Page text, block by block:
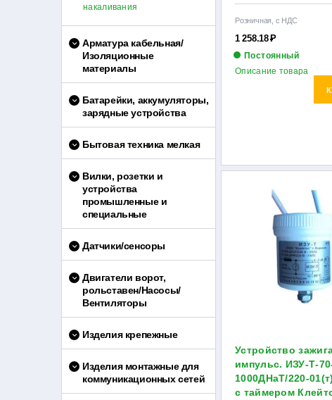
накаливания
Арматура кабельная/
Изоляционные
материалы
Батарейки, аккумуляторы,
зарядные устройства
Бытовая техника мелкая
Вилки, розетки и
устройства
промышленные и
специальные
Датчики/сенсоры
Двигатели ворот,
рольставен/Насосы/
Вентиляторы
Изделия крепежные
Изделия монтажные для
коммуникационных сетей
Розничная, с НДС
1 258.18Р
Постоянный
Описание товара
Устройство
импульс. ИЗУ-Т-
1000ДНаТ/220-
с таймером